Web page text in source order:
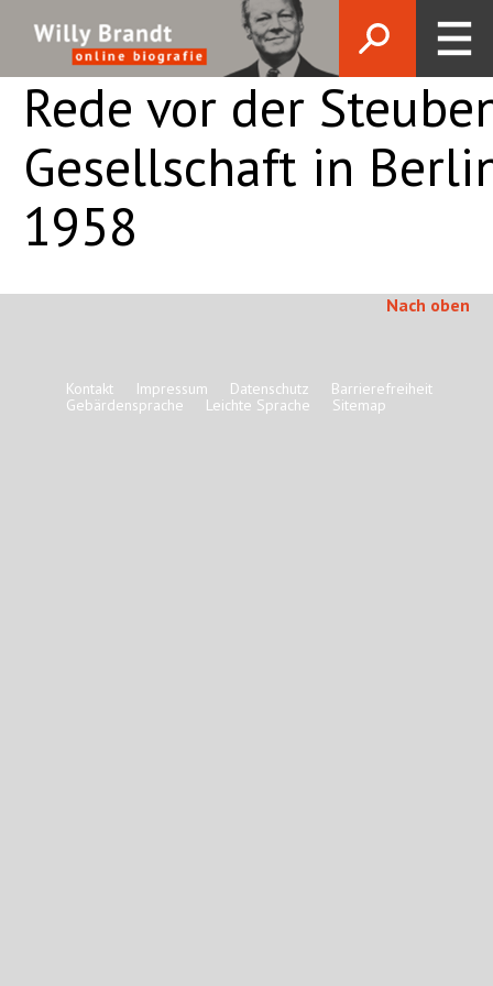
Rede vor der
Gesellschaft in
1958
Nach oben
Kontakt Impressum Datenschutz
Barrierefreiheit
Gebärdensprache
Leichte Sprache Sitemap